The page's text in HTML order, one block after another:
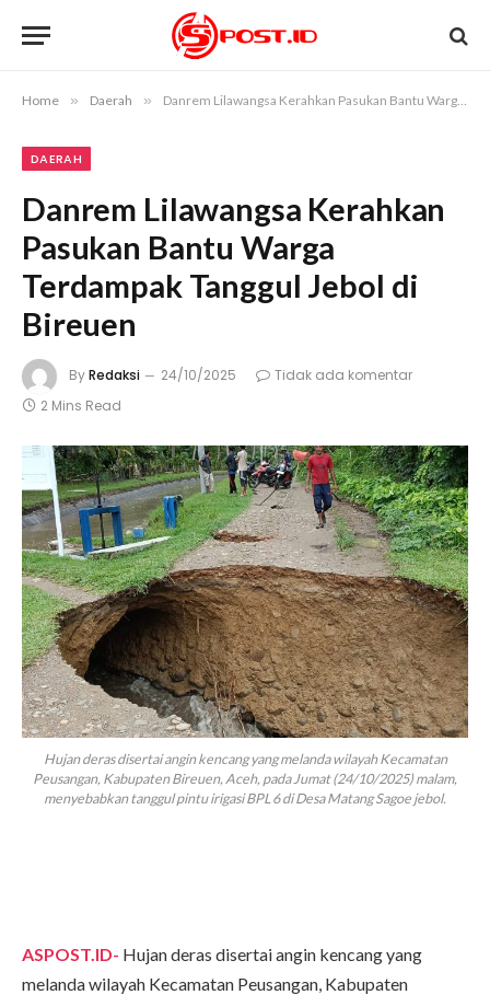
Home » Daerah » Danrem Lilawangsa Kerahkan Pasukan Bantu Warga Terdampak Tanggul Jebol di Bireuen
DAERAH
Danrem Lilawangsa Kerahkan
Pasukan Bantu Warga
Terdampak Tanggul Jebol di
Bireuen
ByRedaksi 24/10/2025
Tidak ada komentar
2 Mins Read
Hujan deras disertai angin kencang yang melanda wilayah Kecamatan
Peusangan, Kabupaten Bireuen, Aceh, pada Jumat (24/10/2025) malam,
menyebabkan tanggul pintu irigasi BPL 6 di Desa Matang Sagoe jebol.
ASPOST.ID- Hujan deras disertai angin kencang yang
melanda wilayah Kecamatan Peusangan, Kabupaten